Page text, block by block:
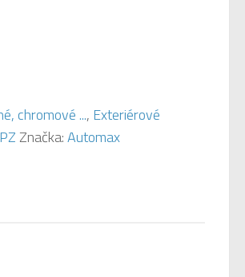
chromové ..., Exteriérové
Značka:Automax